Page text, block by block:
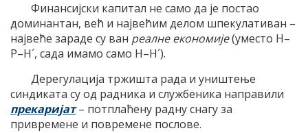
Финансијски капитал не само да је постао
доминантан, већ и највећим делом шпекулативан –
највеће зараде су ван реалне економије(уместо Н–
Р–Н´, сада имамо само Н–Н´).
Дерегулација тржишта рада и уништење
синдиката су од радника и службеника направили
прекаријат– потплаћену радну снагу за
привремене и повремене послове.